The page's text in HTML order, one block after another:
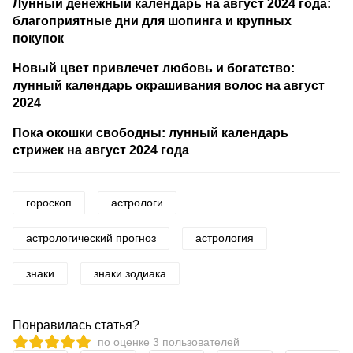
Лунный денежный календарь на август 2024 года:
благоприятные дни для шопинга и крупных
покупок
Новый цвет привлечет любовь и богатство:
лунный календарь окрашивания волос на август
2024
Пока окошки свободны: лунный календарь
стрижек на август 2024 года
гороскоп астрологи
астрологический прогноз астрология
знаки знаки зодиака
Понравилась статья?
по оценке 3 пользователей